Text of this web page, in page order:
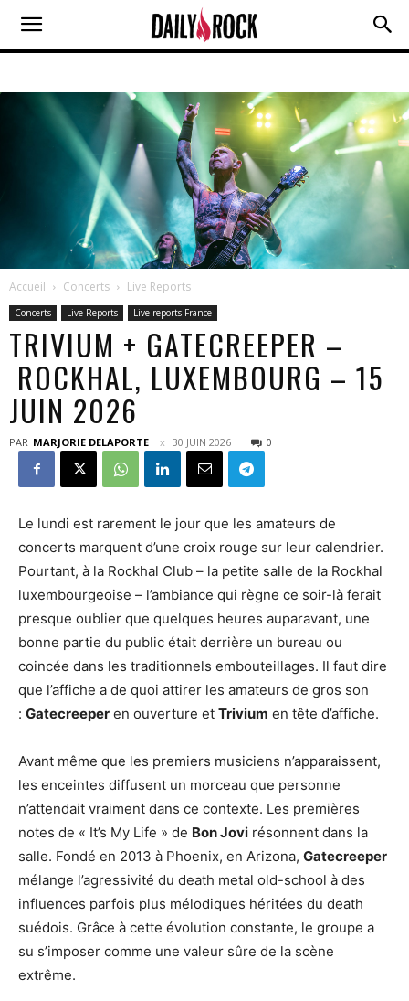
Accueil Concerts Live Reports
Concerts Live Reports Live reports France
TRIVIUM + GATECREEPER –
ROCKHAL, LUXEMBOURG – 15
JUIN 2026
PAR MARJORIE DELAPORTE 30 JUIN 2026 0
Le lundi est rarement le jour que les amateurs de
concerts marquent d’une croix rouge sur leur calendrier.
Pourtant, à la Rockhal Club – la petite salle de la Rockhal
luxembourgeoise – l’ambiance qui règne ce soir-là ferait
presque oublier que quelques heures auparavant, une
bonne partie du public était derrière un bureau ou
coincée dans les traditionnels embouteillages. Il faut dire
que l’affiche a de quoi attirer les amateurs de gros son
: Gatecreeper en ouverture et Trivium en tête d’affiche.
Avant même que les premiers musiciens n’apparaissent,
les enceintes diffusent un morceau que personne
n’attendait vraiment dans ce contexte. Les premières
notes de « It’s My Life » de Bon Jovi résonnent dans la
salle. Fondé en 2013 à Phoenix, en Arizona, Gatecreeper
mélange l’agressivité du death metal old-school à des
influences parfois plus mélodiques héritées du death
suédois. Grâce à cette évolution constante, le groupe a
su s’imposer comme une valeur sûre de la scène
extrême.